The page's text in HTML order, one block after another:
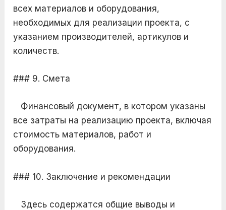
всех материалов и оборудования,
необходимых для реализации проекта, с
указанием производителей, артикулов и
количеств.
### 9. Смета
Финансовый документ, в котором указаны
все затраты на реализацию проекта, включая
стоимость материалов, работ и
оборудования.
### 10. Заключение и рекомендации
Здесь содержатся общие выводы и